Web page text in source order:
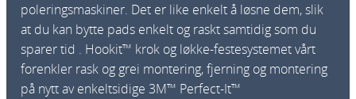
poleringsmaskiner. Det er like enkelt å løsne dem, slik
at du kan bytte pads enkelt og raskt samtidig som du
sparer tid . Hookit™ krok og løkke-festesystemet vårt
forenkler rask og grei montering, fjerning og montering
på nytt av enkeltsidige 3M™ Perfect-It™